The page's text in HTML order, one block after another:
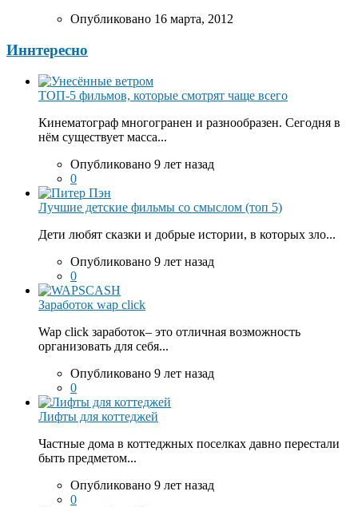
Опубликовано 16 марта, 2012
Иннтересно
ТОП-5 фильмов, которые смотрят чаще всего
Кинематограф многогранен и разнообразен. Сегодня в
нём существует масса...
Опубликовано 9 лет назад
0
Лучшие детские фильмы со смыслом (топ 5)
Дети любят сказки и добрые истории, в которых зло...
Опубликовано 9 лет назад
0
Заработок wap click
Wap click заработок– это отличная возможность
организовать для себя...
Опубликовано 9 лет назад
0
Лифты для коттеджей
Частные дома в коттеджных поселках давно перестали
быть предметом...
Опубликовано 9 лет назад
0